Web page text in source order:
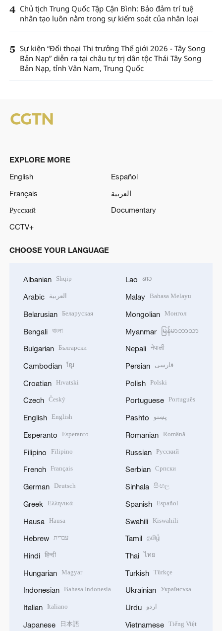
4 Chủ tịch Trung Quốc Tập Cận Bình: Bảo đảm trí tuệ
nhân tạo luôn nằm trong sự kiểm soát của nhân loại
5 Sự kiện “Đối thoại Thị trưởng Thế giới 2026 - Tây Song
Bản Nạp” diễn ra tại châu tự trị dân tộc Thái Tây Song
Bản Nạp, tỉnh Vân Nam, Trung Quốc
EXPLORE MORE
English
Español
Français
العربية
Русский
Documentary
CCTV+
CHOOSE YOUR LANGUAGE
Albanian Shqip
Arabic العربية
Belarusian Беларуская
Bengali বাংলা
Bulgarian Български
Cambodian ខ្មែរ
Croatian Hrvatski
Czech Český
English English
Esperanto Esperanto
Filipino Filipino
French Français
German Deutsch
Greek Ελληνικά
Hausa Hausa
Hebrew עברית
Hindi हिन्दी
Hungarian Magyar
Indonesian Bahasa Indonesia
Italian Italiano
Japanese 日本語
Lao ລາວ
Malay Bahasa Melayu
Mongolian Монгол
Myanmar မြန်မာဘာသာ
Nepali नेपाली
Persian فارسی
Polish Polski
Portuguese Português
Pashto پښتو
Romanian Română
Russian Русский
Serbian Српски
Sinhala සිංහල
Spanish Español
Swahili Kiswahili
Tamil தமிழ்
Thai ไทย
Turkish Türkçe
Ukrainian Українська
Urdu اردو
Vietnamese Tiếng Việt